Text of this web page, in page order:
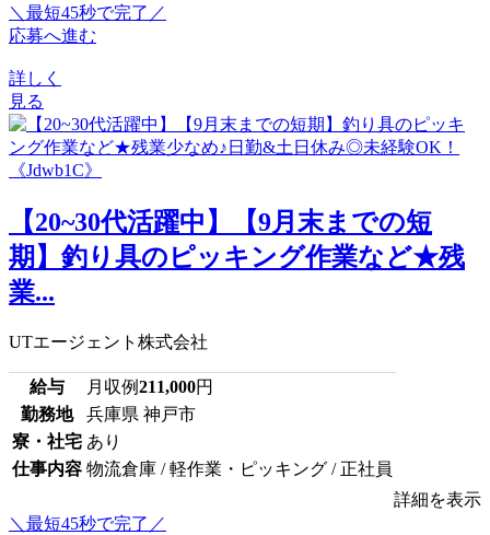
＼最短45秒で完了／
応募へ進む
詳しく
見る
【20~30代活躍中】【9月末までの短
期】釣り具のピッキング作業など★残
業...
UTエージェント株式会社
給与 月収例211,000円
勤務地
兵庫県 神戸市
寮・社宅 あり
仕事内容 物流倉庫 / 軽作業・ピッキング / 正社員
詳細を表示
＼最短45秒で完了／